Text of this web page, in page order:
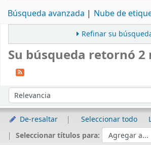
Búsqueda avanzada Nube de
Refinar su
Su búsqueda retornó 2
Ordenar por:
De-resaltar Seleccionar todo
Seleccionar títulos para: